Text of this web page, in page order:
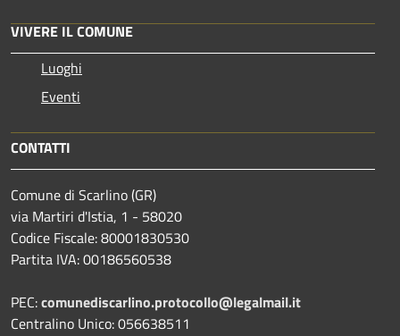
VIVERE IL COMUNE
Luoghi
Eventi
CONTATTI
Comune di Scarlino (GR)
via Martiri d'Istia, 1 - 58020
Codice Fiscale: 80001830530
Partita IVA: 00186560538
PEC:comunediscarlino.protocollo@legalmail.it
Centralino Unico: 056638511